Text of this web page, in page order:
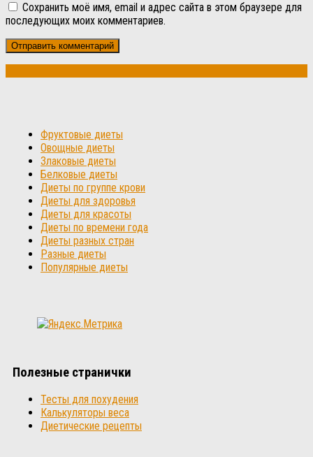
Сохранить моё имя, email и адрес сайта в этом браузере для
последующих моих комментариев.
Фруктовые диеты
Овощные диеты
Злаковые диеты
Белковые диеты
Диеты по группе крови
Диеты для здоровья
Диеты для красоты
Диеты по времени года
Диеты разных стран
Разные диеты
Популярные диеты
Полезные странички
Тесты для похудения
Калькуляторы веса
Диетические рецепты